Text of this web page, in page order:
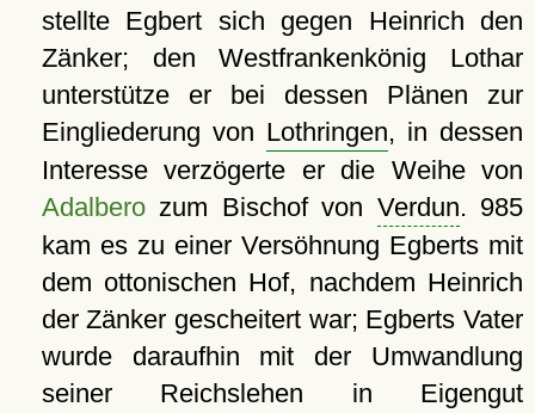
stellte Egbert sich gegen Heinrich den
Zänker; den Westfrankenkönig Lothar
unterstütze er bei dessen Plänen zur
Eingliederung von Lothringen, in dessen
Interesse verzögerte er die Weihe von
Adalberozum Bischof von Verdun. 985
kam es zu einer Versöhnung Egberts mit
dem ottonischen Hof, nachdem Heinrich
der Zänker gescheitert war; Egberts Vater
wurde daraufhin mit der Umwandlung
seiner Reichslehen in Eigengut